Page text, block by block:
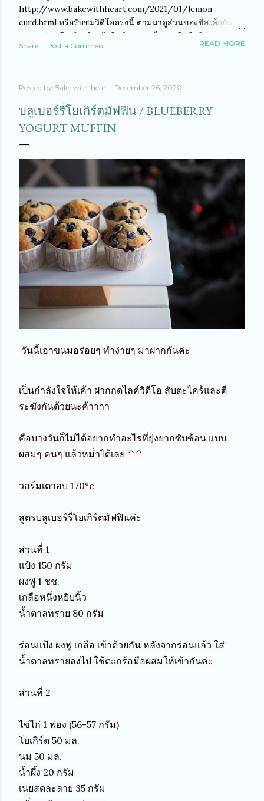
http://www.bakewithheart.com/2021/01/lemon-
curd.html หรือรับชมวิดีโอตรงนี้ ตามมาดูส่วนของชีสเค้กกันค่ะ
สูตรเลม่อนชีสเค้ก สำหรับพิมพ์ 18 ซม. ไดเจสทีฟบิสกิต 100 กรัม
เนยจืดละลาย 50 กรัม ครีมชีสฟิลาเดเฟีย 250 กรัม (เย็น) เจลา
ว่าอยากให้เปรี้ยวแค่ไหน ปรับได้ตามชอบค่ะ) เริ่มจากบดไดเจส
ทีฟบิสกิต เราจะนำบิสกิตใส่ถุงพลาสติกแล้วทุบๆ ให้บิสกิตให้แตก
ก็ได้นะคะ หรือแบบแก้มคือใช้เครื่องปั่นเลยค่ะ จากนั้นใส่เนย
ละลายลงไป เคล้าๆ ให้เข้าทั่วๆ กัน จากนั้นกรุใส่พิมพ์ที่รองด้วย
กระดาษพาร์ชเม้นต์ให้เรียบร้อยค่ะ ใช้ช้อนกดให้แน่นๆ นะคะ
เสร็จแล้วนำไปแช่ตู้เย็นพักไว้ค่ะ ระหว่างนี้เราจะไปเตรียมใน
ส่วนของครีมชีสกันต่ะ นำเจลาตินแช่น้ำเย็นพักไว้ค่ะ นำไวค์
ช็อคโกแลต...
Share Post a Comment READ MORE
Posted by Bake with heart December 26, 2020
บลูเบอร์รี่โยเกิร์ตมัฟฟิน / BLUEBERRY
YOGURT MUFFIN
วันนี้เอาขนมอร่อยๆ ทำง่ายๆ มาฝากกันค่ะ
เป็นกำลังใจให้เค้า ฝากกดไลค์วิดีโอ สับตะไคร้และตี
ระฆังกันด้วยนะค้าาาา
คือบางวันก็ไม่ได้อยากทำอะไรที่ยุ่งยากซับซ้อน แบบ
ผสมๆ คนๆ แล้วหม่ำได้เลย ^^
วอร์มเตาอบ 170°c
สูตรบลูเบอร์รี่โยเกิร์ตมัฟฟินค่ะ
ส่วนที่ 1
แป้ง 150 กรัม
ผงฟู 1 ชช.
เกลือหนึ่งหยิบนิ้ว
น้ำตาลทราย 80 กรัม
ร่อนแป้ง ผงฟู เกลือ เข้าด้วยกัน หลังจากร่อนแล้ว ใส่
น้ำตาลทรายลงไป ใช้ตะกร้อมือผสมให้เข้ากันค่ะ
ส่วนที่ 2
ไข่ไก่ 1 ฟอง (56-57 กรัม)
โยเกิร์ต 50 มล.
นม 50 มล.
น้ำผึ้ง 20 กรัม
เนยสดละลาย 35 กรัม